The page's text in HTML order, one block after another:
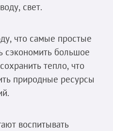
свет.
что самые простые
сэкономить большое
тепло, что
природные ресурсы
воспитывать